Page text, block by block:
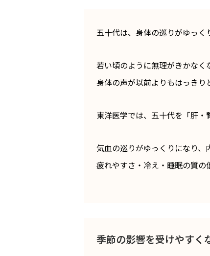
五十代は、身体の巡りがゆっく
若い頃のように無理がきかなく
身体の声が以前よりもはっきり
東洋医学では、五十代を「肝・
気血の巡りがゆっくりになり、
疲れやすさ・冷え・睡眠の質の
季節の影響を受けやすく